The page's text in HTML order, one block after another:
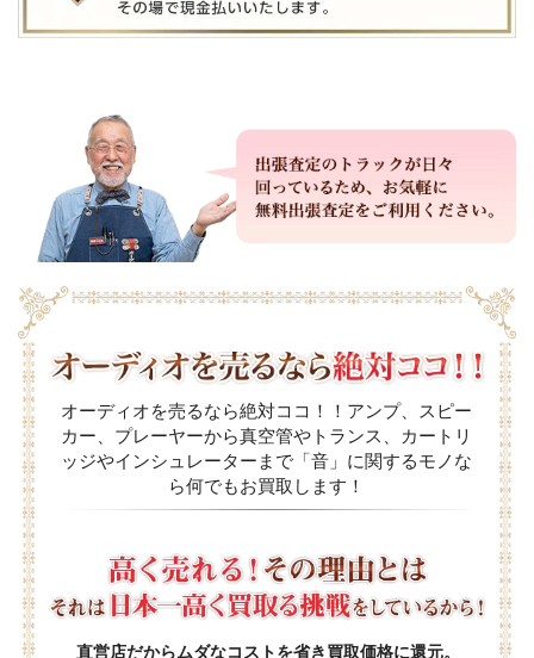
オーディオを売るなら絶対ココ！！アンプ、スピー
カー、プレーヤーから真空管やトランス、カートリ
ッジやインシュレーターまで「音」に関するモノな
ら何でもお買取します！
直営店だからムダなコストを省き買取価格に還元。